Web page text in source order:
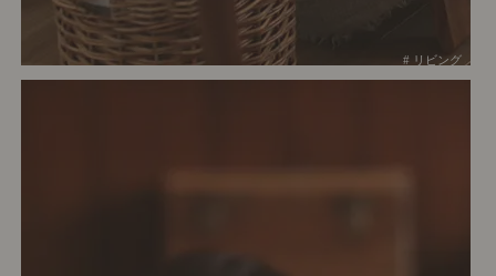
# リビング